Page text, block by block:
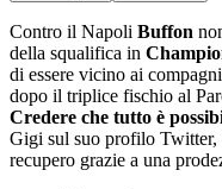
Contro il Napoli Buffon
della squalifica in
di essere vicino ai
dopo il triplice fischio al
Credere che tutto è
Gigi sul suo profilo Twitter,
recupero grazie a una